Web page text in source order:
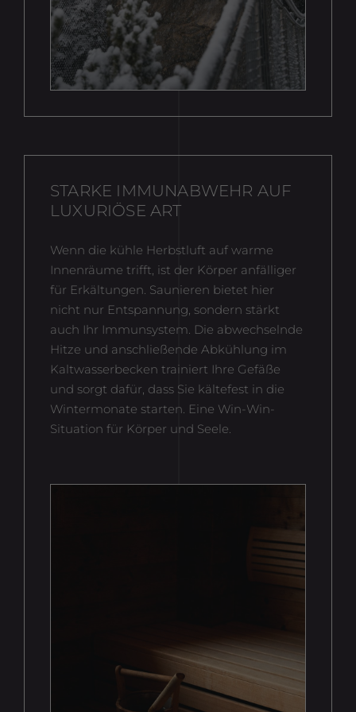
STARKE IMMUNABWEHR AUF
LUXURIÖSE ART
Wenn die kühle Herbstluft auf warme
Innenräume trifft, ist der Körper anfälliger
für Erkältungen. Saunieren bietet hier
nicht nur Entspannung, sondern stärkt
auch Ihr Immunsystem. Die abwechselnde
Hitze und anschließende Abkühlung im
Kaltwasserbecken trainiert Ihre Gefäße
und sorgt dafür, dass Sie kältefest in die
Wintermonate starten. Eine Win-Win-
Situation für Körper und Seele.
Name _gat_gtag_
Anbieter Google Analytics
Laufzeit 1 Minute
Zweck